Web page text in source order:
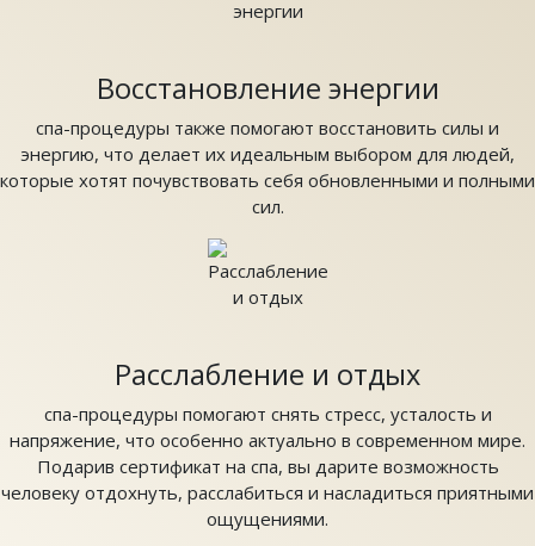
Восстановление энергии
спа-процедуры также помогают восстановить силы и
энергию, что делает их идеальным выбором для людей,
которые хотят почувствовать себя обновленными и полными
сил.
Расслабление и отдых
спа-процедуры помогают снять стресс, усталость и
напряжение, что особенно актуально в современном мире.
Подарив сертификат на спа, вы дарите возможность
человеку отдохнуть, расслабиться и насладиться приятными
ощущениями.